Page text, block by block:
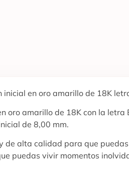
en oro amarillo de 18K
oro amarillo de 18K con la
de 8,00 mm.
de alta calidad para que
puedas vivir momentos